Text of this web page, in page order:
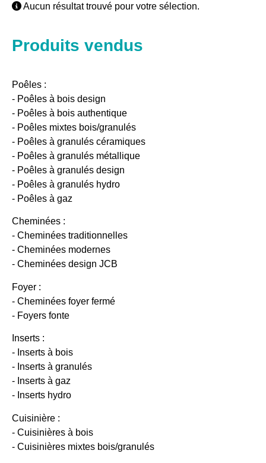
Aucun résultat trouvé pour votre sélection.
Produits vendus
Poêles :
- Poêles à bois design
- Poêles à bois authentique
- Poêles mixtes bois/granulés
- Poêles à granulés céramiques
- Poêles à granulés métallique
- Poêles à granulés design
- Poêles à granulés hydro
- Poêles à gaz
Cheminées :
- Cheminées traditionnelles
- Cheminées modernes
- Cheminées design JCB
Foyer :
- Cheminées foyer fermé
- Foyers fonte
Inserts :
- Inserts à bois
- Inserts à granulés
- Inserts à gaz
- Inserts hydro
Cuisinière :
- Cuisinières à bois
- Cuisinières mixtes bois/granulés